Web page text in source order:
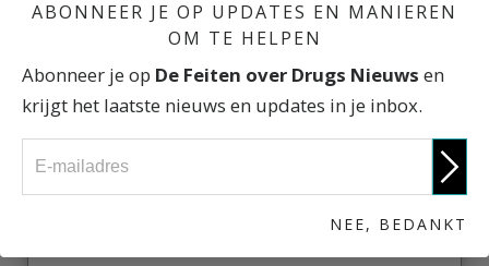
Heroïne is een drug die door miljoenen mensen
over de gehele wereld wordt gebruikt. Ze weten
dat, als ze stoppen, ze de gruwel van
afkickverschijnselen moeten doorstaan.
ABONNEER JE OP UPDATES EN MANIEREN
OM TE HELPEN
Abonneer je op De Feiten over Drugs Nieuws en
krijgt het laatste nieuws en updates in je inbox.
NEE, BEDANKT